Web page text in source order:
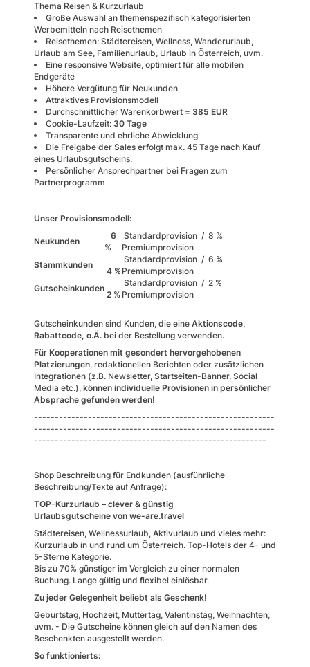
Thema Reisen & Kurzurlaub
Große Auswahl an themenspezifisch kategorisierten
Werbemitteln nach Reisethemen
Reisethemen: Städtereisen, Wellness, Wanderurlaub,
Urlaub am See, Familienurlaub, Urlaub in Österreich, uvm.
Eine responsive Website, optimiert für alle mobilen
Endgeräte
Höhere Vergütung für Neukunden
Attraktives Provisionsmodell
Durchschnittlicher Warenkorbwert = 385 EUR
Cookie-Laufzeit: 30 Tage
Transparente und ehrliche Abwicklung
Die Freigabe der Sales erfolgt max. 45 Tage nach Kauf
eines Urlaubsgutscheins.
Persönlicher Ansprechpartner bei Fragen zum
Partnerprogramm
Unser Provisionsmodell:
Neukunden
6
%
Standardprovision / 8 %
Premiumprovision
Stammkunden
4 %
Standardprovision / 6 %
Premiumprovision
Gutscheinkunden
2 %
Standardprovision / 2 %
Premiumprovision
Gutscheinkunden sind Kunden, die eine Aktionscode,
Rabattcode, o.Ä. bei der Bestellung verwenden.
Für Kooperationen mit gesondert hervorgehobenen
Platzierungen, redaktionellen Berichten oder zusätzlichen
Integrationen (z.B. Newsletter, Startseiten-Banner, Social
Media etc.), können individuelle Provisionen in persönlicher
Absprache gefunden werden!
----------------------------------------------------------
----------------------------------------------------------
--------------------------------------------------------
Shop Beschreibung für Endkunden (ausführliche
Beschreibung/Texte auf Anfrage):
TOP-Kurzurlaub – clever & günstig
Urlaubsgutscheine von we-are.travel
Städtereisen, Wellnessurlaub, Aktivurlaub und vieles mehr:
Kurzurlaub in und rund um Österreich. Top-Hotels der 4- und
5-Sterne Kategorie.
Bis zu 70% günstiger im Vergleich zu einer normalen
Buchung. Lange gültig und flexibel einlösbar.
Zu jeder Gelegenheit beliebt als Geschenk!
Geburtstag, Hochzeit, Muttertag, Valentinstag, Weihnachten,
uvm. - Die Gutscheine können gleich auf den Namen des
Beschenkten ausgestellt werden.
So funktionierts: